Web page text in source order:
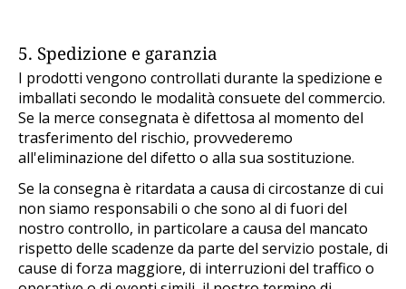
5. Spedizione e garanzia
I prodotti vengono controllati durante la spedizione e
imballati secondo le modalità consuete del commercio.
Se la merce consegnata è difettosa al momento del
trasferimento del rischio, provvederemo
all'eliminazione del difetto o alla sua sostituzione.
Se la consegna è ritardata a causa di circostanze di cui
non siamo responsabili o che sono al di fuori del
nostro controllo, in particolare a causa del mancato
rispetto delle scadenze da parte del servizio postale, di
cause di forza maggiore, di interruzioni del traffico o